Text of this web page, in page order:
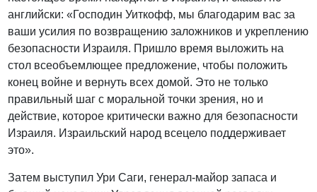
английски: «Господин Уиткофф, мы благодарим вас за
ваши усилия по возвращению заложников и укреплению
безопасности Израиля. Пришло время выложить на
стол всеобъемлющее предложение, чтобы положить
конец войне и вернуть всех домой. Это не только
правильный шаг с моральной точки зрения, но и
действие, которое критически важно для безопасности
Израиля. Израильский народ всецело поддерживает
это».
Затем выступил Ури Саги, генерал-майор запаса и